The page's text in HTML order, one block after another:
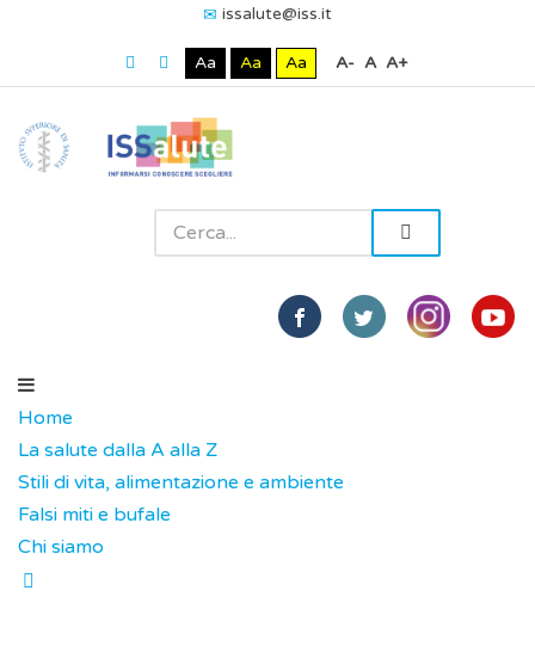
issalute@iss.it
Aa Aa Aa A- A A+
Home
La salute dalla A alla Z
Stili di vita, alimentazione e ambiente
Falsi miti e bufale
Chi siamo